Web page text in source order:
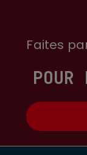
Faites
POUR